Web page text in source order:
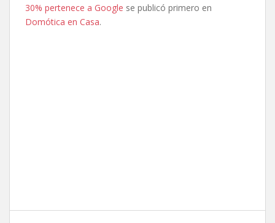
30% pertenece a Google se publicó primero en
Domótica en Casa.